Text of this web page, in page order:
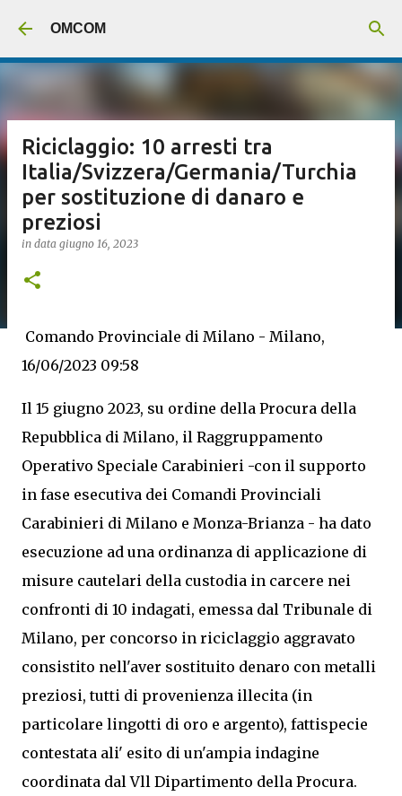
OMCOM
Riciclaggio: 10 arresti tra
Italia/Svizzera/Germania/Turchia
per sostituzione di danaro e
preziosi
in data giugno 16, 2023
Comando Provinciale di Milano - Milano,
16/06/2023 09:58
Il 15 giugno 2023, su ordine della Procura della
Repubblica di Milano, il Raggruppamento
Operativo Speciale Carabinieri -con il supporto
in fase esecutiva dei Comandi Provinciali
Carabinieri di Milano e Monza-Brianza - ha dato
esecuzione ad una ordinanza di applicazione di
misure cautelari della custodia in carcere nei
confronti di 10 indagati, emessa dal Tribunale di
Milano, per concorso in riciclaggio aggravato
consistito nell'aver sostituito denaro con metalli
preziosi, tutti di provenienza illecita (in
particolare lingotti di oro e argento), fattispecie
contestata ali' esito di un'ampia indagine
coordinata dal Vll Dipartimento della Procura.